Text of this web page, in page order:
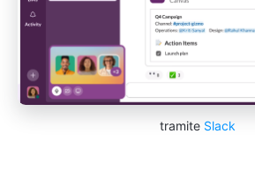
tramite Slack